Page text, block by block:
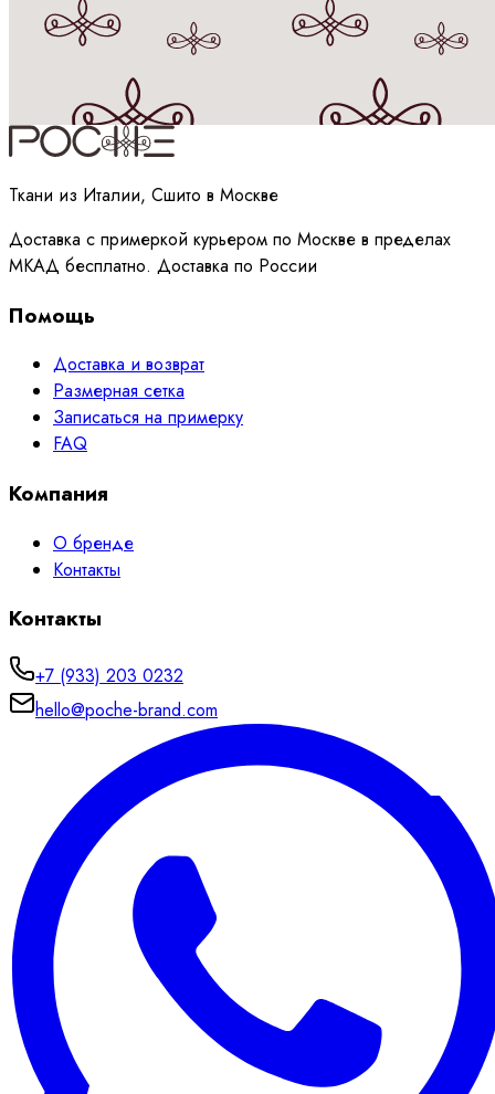
Принимаюполитикуобработки данных
Ткани из Италии, Сшито в Москве
Доставка с примеркой курьером по Москве в пределах
МКАД бесплатно. Доставка по России
Помощь
Доставка и возврат
Размерная сетка
Записаться на примерку
FAQ
Компания
О бренде
Контакты
Контакты
+7 (933) 203 0232
hello@poche-brand.com